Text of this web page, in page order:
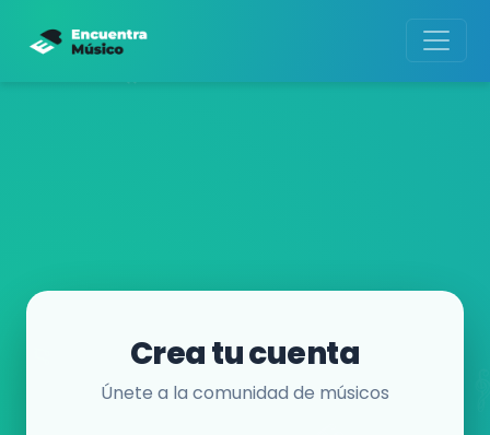
Crea tu cuenta
Únete a la comunidad de músicos